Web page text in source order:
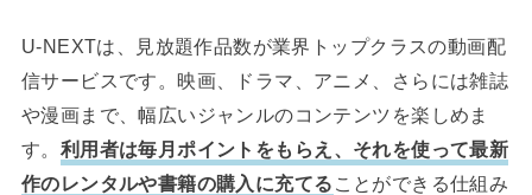
U-NEXTは、見放題作品数が業界トップクラスの動画配
信サービスです。映画、ドラマ、アニメ、さらには雑誌
や漫画まで、幅広いジャンルのコンテンツを楽しめま
す。 利用者は毎月ポイントをもらえ、それを使って最新
作のレンタルや書籍の購入に充てる ことができる仕組み